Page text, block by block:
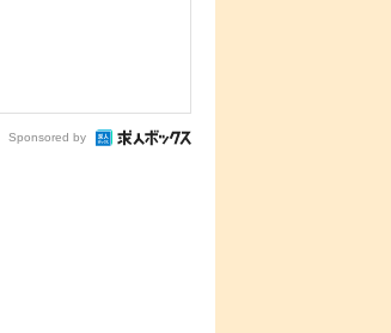
Sponsored by